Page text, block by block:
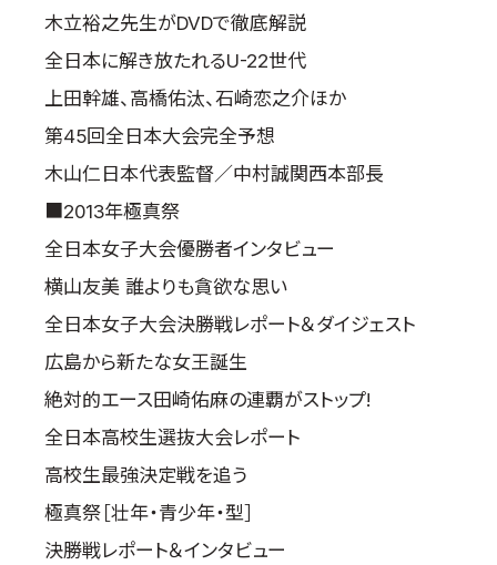
木立裕之先生がDVDで徹底解説
全日本に解き放たれるU-22世代
上田幹雄、高橋佑汰、石崎恋之介ほか
第45回全日本大会完全予想
木山仁日本代表監督／中村誠関西本部長
■2013年極真祭
全日本女子大会優勝者インタビュー
横山友美 誰よりも貪欲な思い
全日本女子大会決勝戦レポート＆ダイジェスト
広島から新たな女王誕生
絶対的エース田崎佑麻の連覇がストップ!
全日本高校生選抜大会レポート
高校生最強決定戦を追う
極真祭［壮年・青少年・型］
決勝戦レポート＆インタビュー